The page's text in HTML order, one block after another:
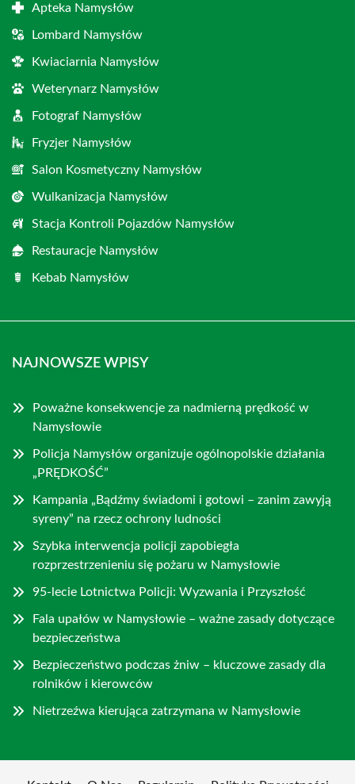
Apteka Namysłów
Lombard Namysłów
Kwiaciarnia Namysłów
Weterynarz Namysłów
Fotograf Namysłów
Fryzjer Namysłów
Salon Kosmetyczny Namysłów
Wulkanizacja Namysłów
Stacja Kontroli Pojazdów Namysłów
Restauracje Namysłów
Kebab Namysłów
NAJNOWSZE WPISY
Poważne konsekwencje za nadmierną prędkość w
Namysłowie
Policja Namysłów organizuje ogólnopolskie działania
„PRĘDKOŚĆ”
Kampania „Bądźmy świadomi i gotowi – zanim zawyją
syreny” na rzecz ochrony ludności
Szybka interwencja policji zapobiegła
rozprzestrzenieniu się pożaru w Namysłowie
95-lecie Lotnictwa Policji: Wyzwania i Przyszłość
Fala upałów w Namysłowie – ważne zasady dotyczące
bezpieczeństwa
Bezpieczeństwo podczas żniw – kluczowe zasady dla
rolników i kierowców
Nietrzeźwa kierująca zatrzymana w Namysłowie